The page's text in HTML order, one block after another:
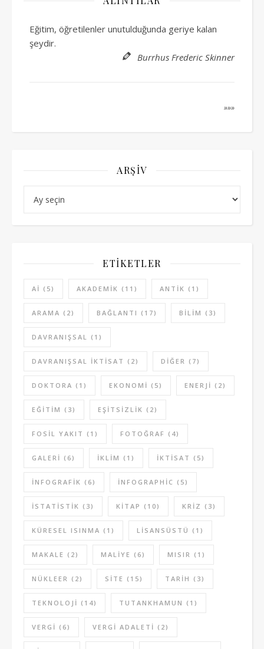
Eğitim, öğretilenler unutulduğunda geriye kalan
şeydir.
Burrhus Frederic Skinner
»»»
ARŞIV
ETIKETLER
AI (5) AKADEMIK (11) ANTIK (1)
ARAMA (2) BAĞLANTI (17) BILIM (3)
DAVRANIŞSAL (1)
DAVRANIŞSAL IKTISAT (2) DIĞER (7)
DOKTORA (1) EKONOMI (5) ENERJI (2)
EĞITIM (3) EŞITSIZLIK (2)
FOSIL YAKIT (1) FOTOĞRAF (4)
GALERI (6) IKLIM (1) IKTISAT (5)
INFOGRAFIK (6) INFOGRAPHIC (5)
ISTATISTIK (3) KITAP (10) KRIZ (3)
KÜRESEL ISINMA (1) LISANSÜSTÜ (1)
MAKALE (2) MALIYE (6) MISIR (1)
NÜKLEER (2) SITE (15) TARIH (3)
TEKNOLOJI (14) TUTANKHAMUN (1)
VERGI (6) VERGI ADALETI (2)